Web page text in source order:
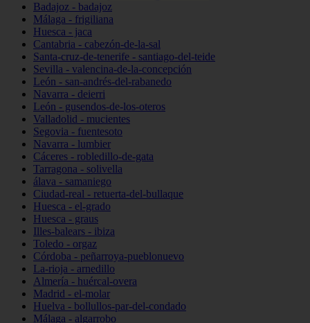
Badajoz - badajoz
Málaga - frigiliana
Huesca - jaca
Cantabria - cabezón-de-la-sal
Santa-cruz-de-tenerife - santiago-del-teide
Sevilla - valencina-de-la-concepción
León - san-andrés-del-rabanedo
Navarra - deierri
León - gusendos-de-los-oteros
Valladolid - mucientes
Segovia - fuentesoto
Navarra - lumbier
Cáceres - robledillo-de-gata
Tarragona - solivella
álava - samaniego
Ciudad-real - retuerta-del-bullaque
Huesca - el-grado
Huesca - graus
Illes-balears - ibiza
Toledo - orgaz
Córdoba - peñarroya-pueblonuevo
La-rioja - arnedillo
Almería - huércal-overa
Madrid - el-molar
Huelva - bollullos-par-del-condado
Málaga - algarrobo